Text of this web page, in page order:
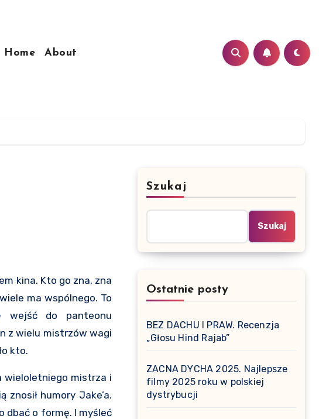
Home About
kina. Kto go zna, zna
ma wspólnego. To
wejść do panteonu
z wielu mistrzów wagi
kto.
wieloletniego mistrza i
humory Jake’a.
dbać o formę. I myśleć
Szukaj
Szukaj
Ostatnie posty
BEZ DACHU I PRAW. Recenzja
„Głosu Hind Rajab”
ZACNA DYCHA 2025. Najlepsze
filmy 2025 roku w polskiej
dystrybucji